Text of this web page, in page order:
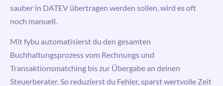
sauber in DATEV übertragen werden sollen, wird es oft
noch manuell.
Mit fybu automatisierst du den gesamten
Buchhaltungsprozess vom Rechnungs und
Transaktionsmatching bis zur Übergabe an deinen
Steuerberater. So reduzierst du Fehler, sparst wertvolle Zeit